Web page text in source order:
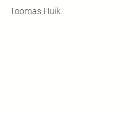
Toomas Huik.